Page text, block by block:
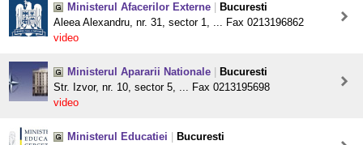
Ministerul Afacerilor Externe
Bucuresti
Aleea Alexandru, nr. 31, sector 1, ... Fax 0213196862
video
Ministerul Apararii Nationale
Bucuresti
Str. Izvor, nr. 10, sector 5, ... Fax 0213195698
video
Ministerul Educatiei
Bucuresti